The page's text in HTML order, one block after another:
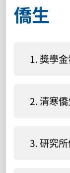
僑生
1. 獎學
2. 清寒
3. 研究